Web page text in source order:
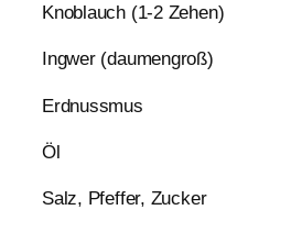
Knoblauch (1-2 Zehen)
Ingwer (daumengroß)
Erdnussmus
Öl
Salz, Pfeffer, Zucker